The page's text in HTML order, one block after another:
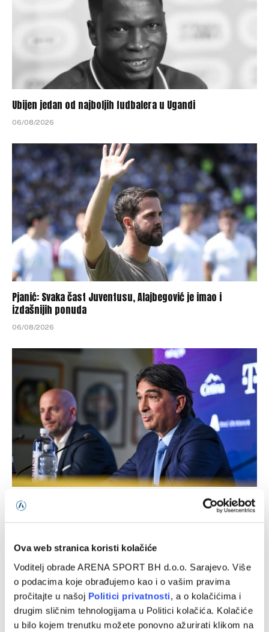
Ova web stranica koristi kolačiće
Voditelj obrade ARENA SPORT BH d.o.o. Sarajevo. Više
o podacima koje obrađujemo kao i o vašim pravima
pročitajte u našoj Politici privatnosti, a o kolačićima i
drugim sličnim tehnologijama u Politici kolačića. Kolačiće
u bilo kojem trenutku možete ponovno ažurirati klikom na
Ubijen jedan od najboljih fudbalera u Ugandi
06/08/2026
Pjanić: Svaka čast Juventusu, Alajbegović je imao i
izdašnijih ponuda
06/08/2026
Ponovo u ulozi selektora: Zlatko Dalić ima novi angažman